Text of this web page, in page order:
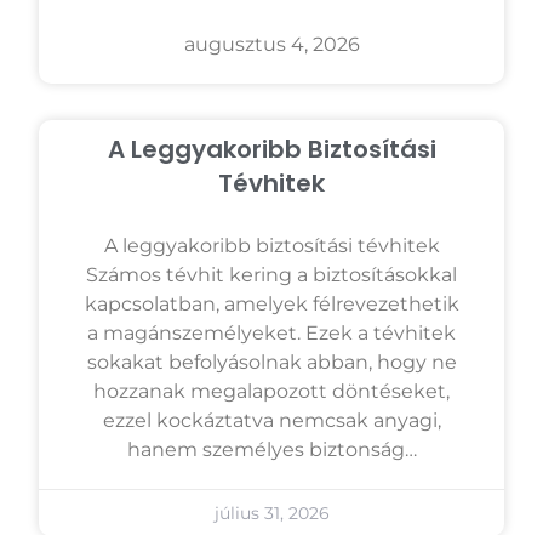
augusztus 4, 2026
A Leggyakoribb Biztosítási
Tévhitek
A leggyakoribb biztosítási tévhitek
Számos tévhit kering a biztosításokkal
kapcsolatban, amelyek félrevezethetik
a magánszemélyeket. Ezek a tévhitek
sokakat befolyásolnak abban, hogy ne
hozzanak megalapozott döntéseket,
ezzel kockáztatva nemcsak anyagi,
hanem személyes biztonság…
július 31, 2026